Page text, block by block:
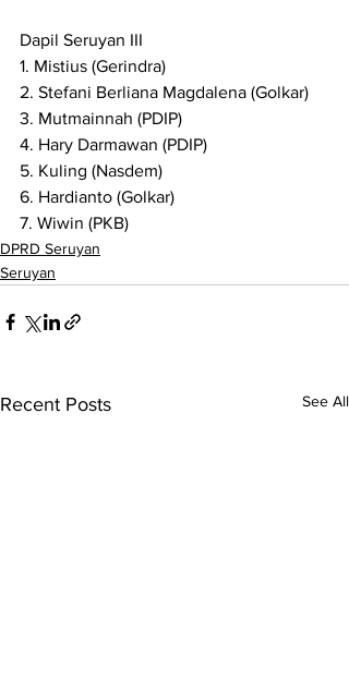
Dapil Seruyan III
1. Mistius (Gerindra)
2. Stefani Berliana Magdalena (Golkar)
3. Mutmainnah (PDIP)
4. Hary Darmawan (PDIP)
5. Kuling (Nasdem)
6. Hardianto (Golkar)
7. Wiwin (PKB)
DPRD Seruyan
Seruyan
Recent Posts See All